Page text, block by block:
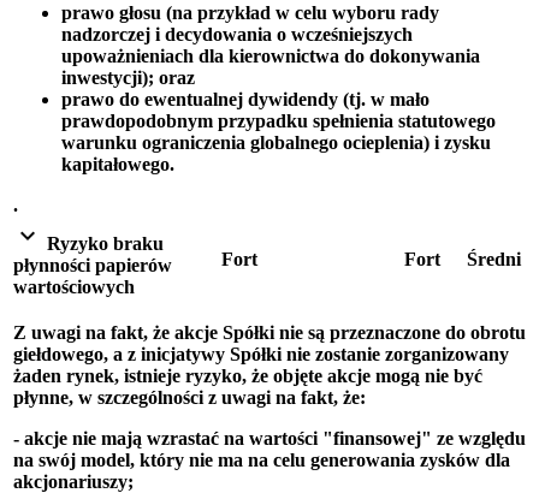
prawo głosu (na przykład w celu wyboru rady
nadzorczej i decydowania o wcześniejszych
upoważnieniach dla kierownictwa do dokonywania
inwestycji); oraz
prawo do ewentualnej dywidendy (tj. w mało
prawdopodobnym przypadku spełnienia statutowego
warunku ograniczenia globalnego ocieplenia) i zysku
kapitałowego.
.
expand_more Ryzyko braku
płynności papierów
wartościowych
Fort Fort Średni
Z uwagi na fakt, że akcje Spółki nie są przeznaczone do obrotu
giełdowego, a z inicjatywy Spółki nie zostanie zorganizowany
żaden rynek, istnieje ryzyko, że objęte akcje mogą nie być
płynne, w szczególności z uwagi na fakt, że:
- akcje nie mają wzrastać na wartości "finansowej" ze względu
na swój model, który nie ma na celu generowania zysków dla
akcjonariuszy;